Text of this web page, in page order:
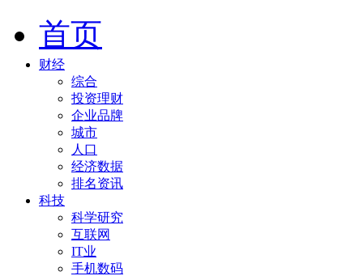
首页
财经
综合
投资理财
企业品牌
城市
人口
经济数据
排名资讯
科技
科学研究
互联网
IT业
手机数码